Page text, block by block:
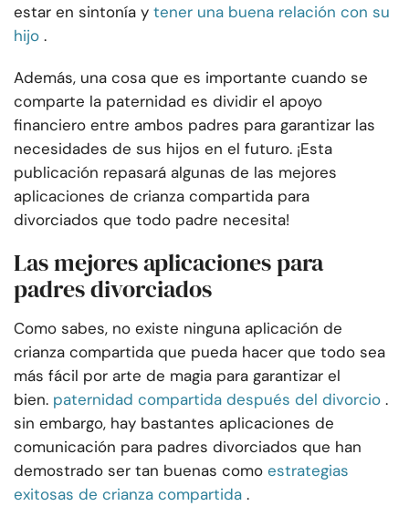
estar en sintonía y tener una buena relación con su
hijo .
Además, una cosa que es importante cuando se
comparte la paternidad es dividir el apoyo
financiero entre ambos padres para garantizar las
necesidades de sus hijos en el futuro. ¡Esta
publicación repasará algunas de las mejores
aplicaciones de crianza compartida para
divorciados que todo padre necesita!
Las mejores aplicaciones para
padres divorciados
Como sabes, no existe ninguna aplicación de
crianza compartida que pueda hacer que todo sea
más fácil por arte de magia para garantizar el
bien. paternidad compartida después del divorcio .
sin embargo, hay bastantes aplicaciones de
comunicación para padres divorciados que han
demostrado ser tan buenas como estrategias
exitosas de crianza compartida .